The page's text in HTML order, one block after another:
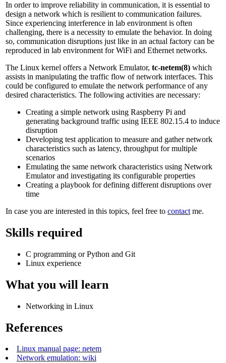
In order to improve reliability in communication, it is essential to
design a network which is resilient to communication failures.
Since experiencing interference in lab environment is often
challenging, there is a necessity to emulate the behavior. In doing
so, communication disruptions just like in an actual factory can be
reproduced in lab environment for WiFi and Ethernet networks.
The Linux kernel offers a Network Emulator, tc-netem(8) which
assists in manipulating the traffic flow of network interfaces. This
could be configured to emulate the network performance of any
desired characteristics. The following activities are necessary:
Creating a simple network using Raspberry Pi and
generating background traffic using IEEE 802.15.4 to induce
disruption
Developing test application to measure and gather network
characteristics such as latency, throughput for multiple
scenarios
Emulating the same network characteristics using Network
Emulator and investigating its configurable properties
Creating a playbook for defining different disruptions over
time
In case you are interested in this topics, feel free to contact me.
Skills required
C programming or Python and Git
Linux experience
What you will learn
Networking in Linux
References
Linux manual page: netem
Network emulation: wiki